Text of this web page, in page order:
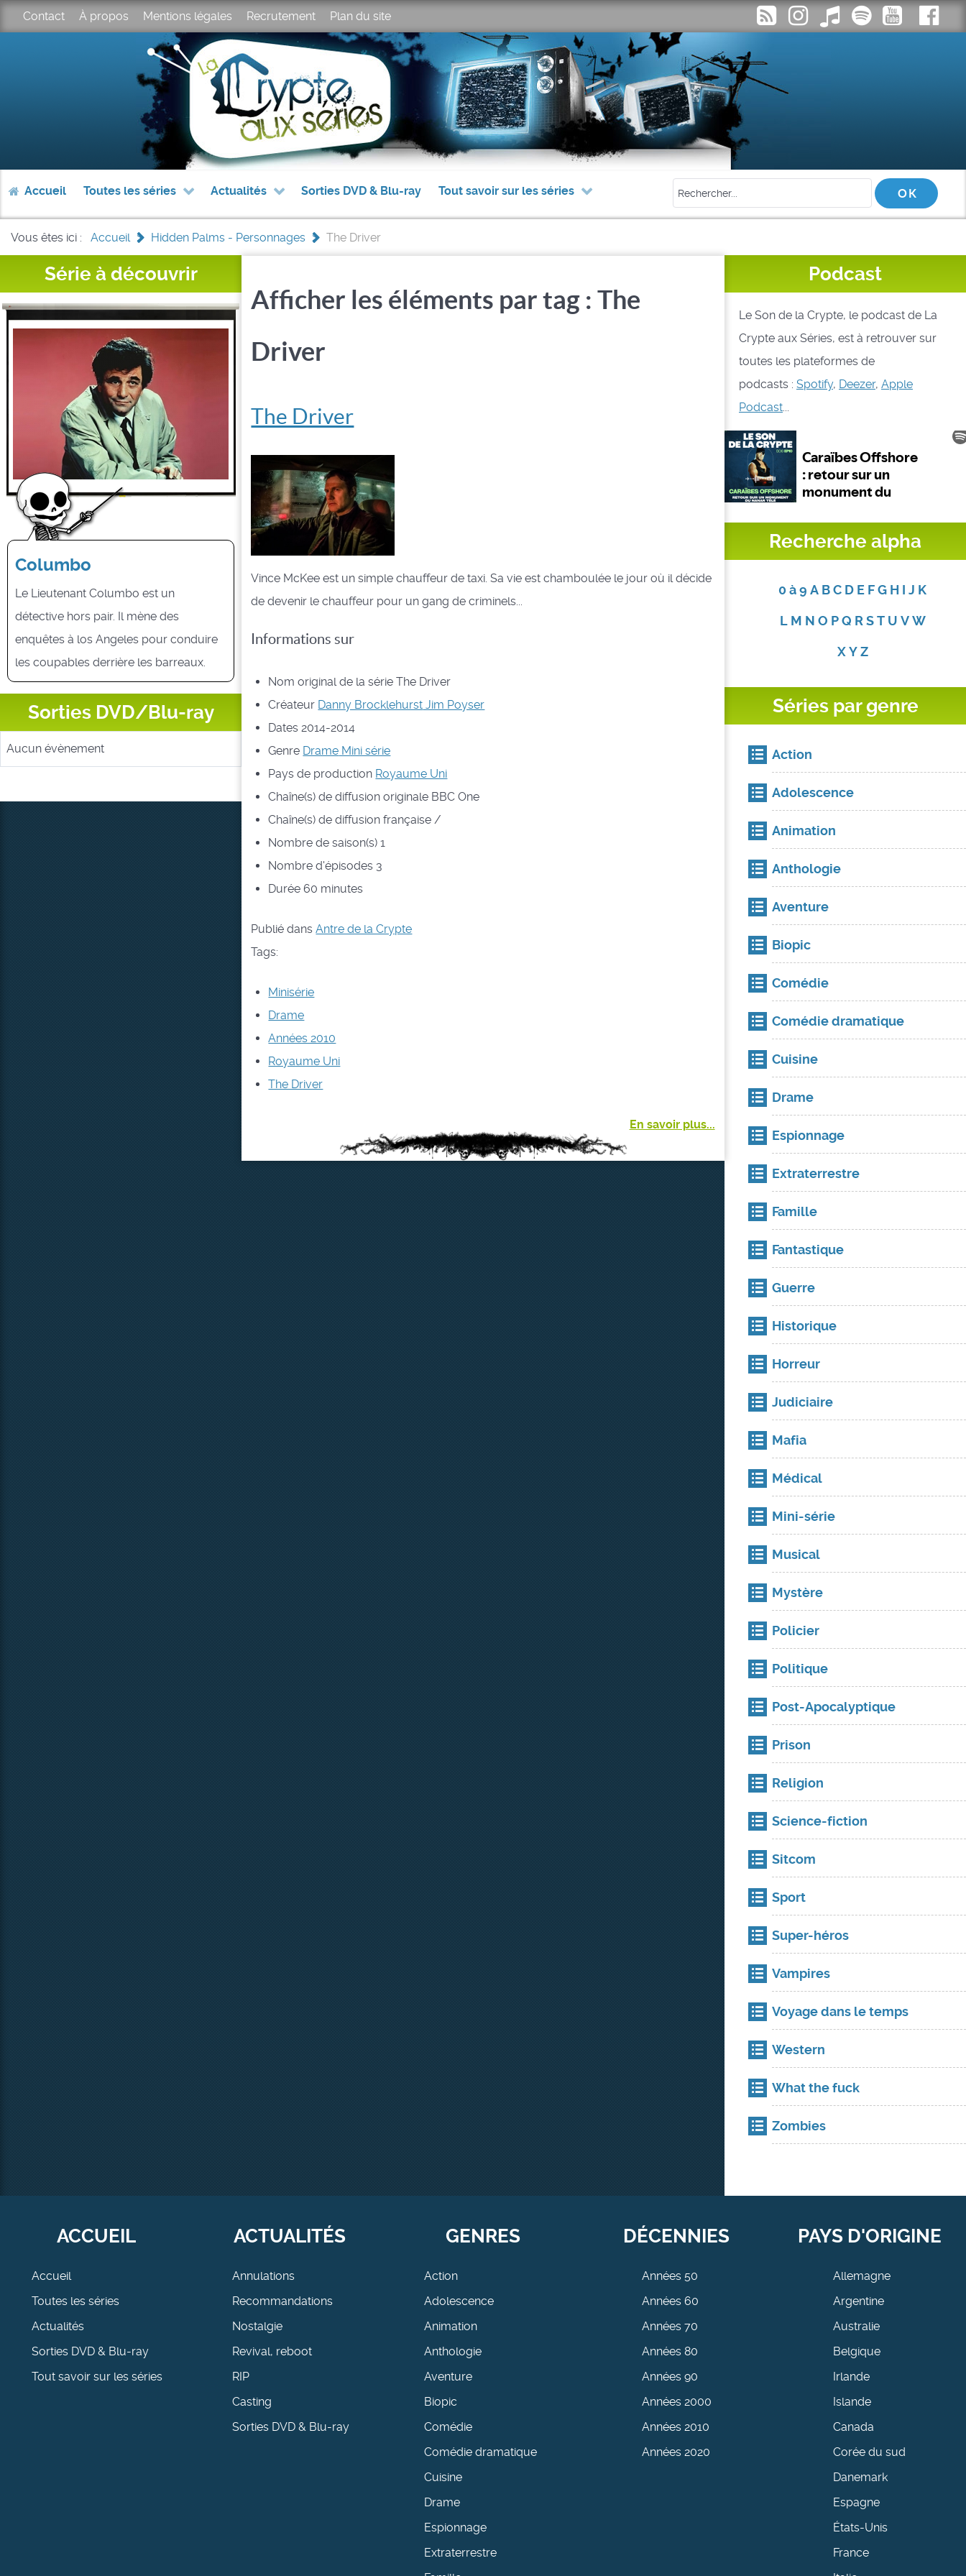
Contact À propos Mentions légales Recrutement Plan du site
Accueil Toutes les séries Actualités Sorties DVD & Blu-ray Tout savoir sur les séries
Vous êtes ici : Accueil > Hidden Palms - Personnages > The Driver
Série à découvrir
Columbo
Le Lieutenant Columbo est un
détective hors pair. Il mène des
enquêtes à los Angeles pour conduire
les coupables derrière les barreaux.
Sorties DVD/Blu-ray
Aucun évènement
Afficher les éléments par tag : The
Driver
The Driver
Vince McKee est un simple chauffeur de taxi. Sa vie est chamboulée le jour où il décide
de devenir le chauffeur pour un gang de criminels...
Informations sur
Nom original de la série The Driver
Créateur Danny Brocklehurst Jim Poyser
Dates 2014-2014
Genre Drame Mini série
Pays de production Royaume Uni
Chaîne(s) de diffusion originale BBC One
Chaîne(s) de diffusion française /
Nombre de saison(s) 1
Nombre d'épisodes 3
Durée 60 minutes
Publié dans Antre de la Crypte
Tags:
Minisérie
Drame
Années 2010
Royaume Uni
The Driver
En savoir plus...
Podcast
Le Son de la Crypte, le podcast de La
Crypte aux Séries, est à retrouver sur
toutes les plateformes de
podcasts : Spotify, Deezer, Apple
Podcast...
Recherche alpha
0 à 9 A BC D E FG H I J K
L M N O P Q R S T U V W
X Y Z
Séries par genre
Action
Adolescence
Animation
Anthologie
Aventure
Biopic
Comédie
Comédie dramatique
Cuisine
Drame
Espionnage
Extraterrestre
Famille
Fantastique
Guerre
Historique
Horreur
Judiciaire
Mafia
Médical
Mini-série
Musical
Mystère
Policier
Politique
Post-Apocalyptique
Prison
Religion
Science-fiction
Sitcom
Sport
Super-héros
Vampires
Voyage dans le temps
Western
What the fuck
Zombies
ACCUEIL
Accueil
Toutes les séries
Actualités
Sorties DVD & Blu-ray
Tout savoir sur les séries
ACTUALITÉS
Annulations
Recommandations
Nostalgie
Revival, reboot
RIP
Casting
Sorties DVD & Blu-ray
GENRES
Action
Adolescence
Animation
Anthologie
Aventure
Biopic
Comédie
Comédie dramatique
Cuisine
Drame
Espionnage
Extraterrestre
DÉCENNIES
Années 50
Années 60
Années 70
Années 80
Années 90
Années 2000
Années 2010
Années 2020
PAYS D'ORIGINE
Allemagne
Argentine
Australie
Belgique
Irlande
Islande
Canada
Corée du sud
Danemark
Espagne
États-Unis
France